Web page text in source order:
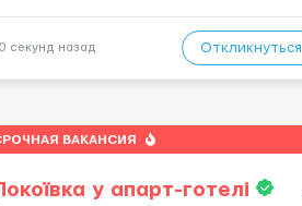
📃 ОБЯЗАННОСТИ: - с...
секунд назад Откликнуться
ВАКАНСИЯ
у апарт-готелі